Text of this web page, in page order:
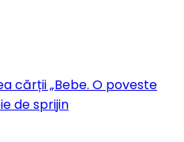
cărții „Bebe. O poveste
de sprijin